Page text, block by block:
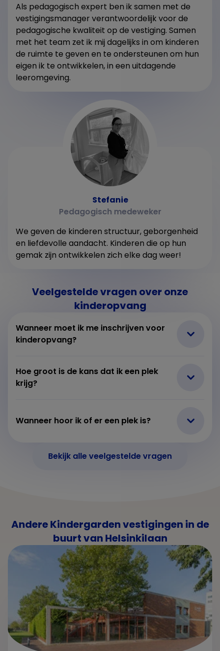
Als pedagogisch expert ben ik samen met de
vestigingsmanager verantwoordelijk voor de
pedagogische kwaliteit op de vestiging. Samen
met het team zet ik mij dagelijks in om kinderen
de ruimte te geven en te ondersteunen om hun
eigen ik te ontwikkelen, in een uitdagende
leeromgeving.
Stefanie
Pedagogisch medeweker
We geven de kinderen structuur, geborgenheid
en liefdevolle aandacht. Kinderen die op hun
gemak zijn ontwikkelen zich elke dag weer!
Veelgestelde vragen over onze
kinderopvang
Wanneer moet ik me inschrijven voor
kinderopvang?
Hoe groot is de kans dat ik een plek
krijg?
Wanneer hoor ik of er een plek is?
Bekijk alle veelgestelde vragen
Andere Kindergarden vestigingen in de
buurt van Helsinkilaan